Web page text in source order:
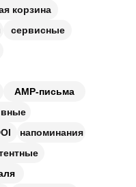
корзина
сервисные
АМР-письма
напоминания